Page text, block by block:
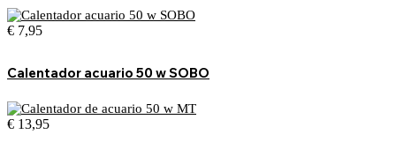
€ 7,95
Calentador acuario 50 w SOBO
€ 13,95